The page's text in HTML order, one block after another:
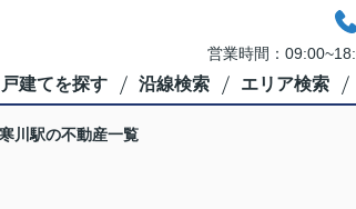
営業時間：
戸建てを探す 沿線検索 エリア検索
川駅の不動産一覧